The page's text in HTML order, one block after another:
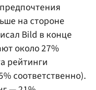
на стороне
Bild в конце
около 27%
рейтинги
соответственно).